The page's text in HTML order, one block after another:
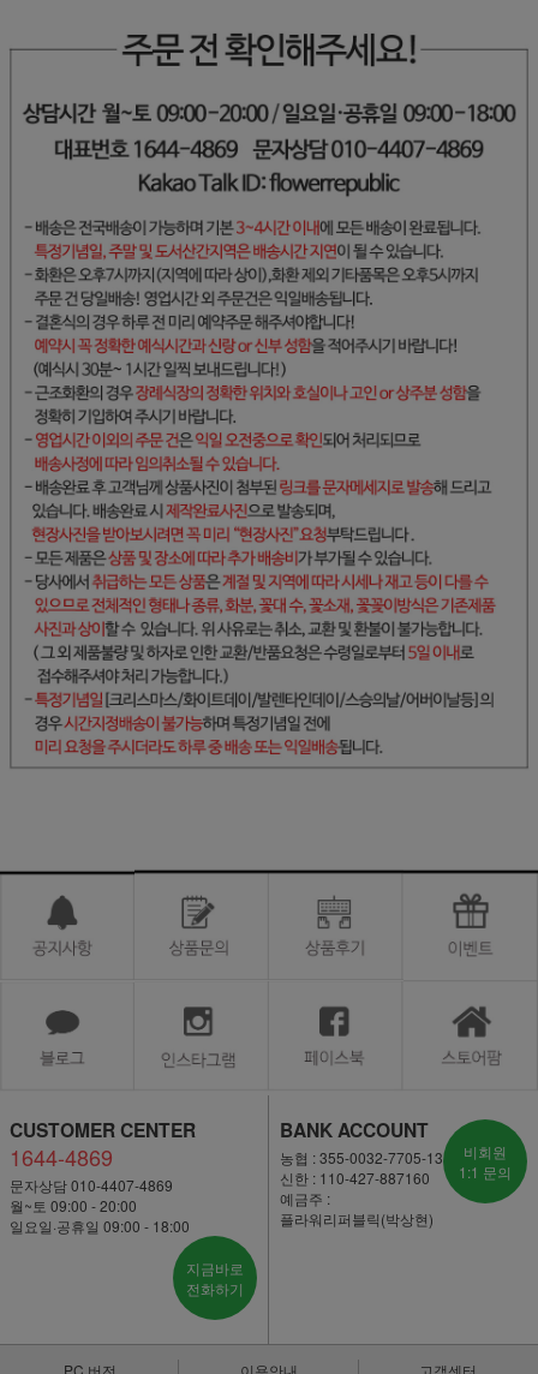
CUSTOMER CENTER
1644-4869
문자상담 010-4407-4869
월~토 09:00 - 20:00
일요일·공휴일 09:00 - 18:00
지금바로
전화하기
BANK ACCOUNT
농협 : 355-0032-7705-13
신한 : 110-427-887160
예금주 :
플라워리퍼블릭(박상현)
비회원
1:1 문의
PC 버전 이용안내 고객센터